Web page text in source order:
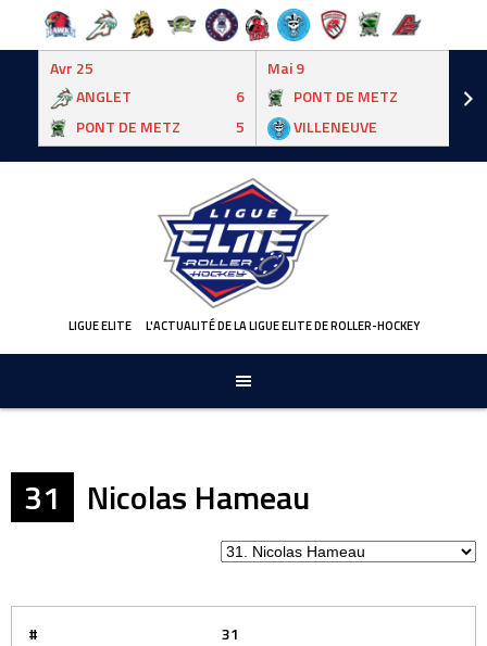
Avr 25
ANGLET
6
PONT DE METZ
5
Mai 9
PONT DE METZ
VILLENEUVE
LIGUE ELITE L'ACTUALITÉ DE LA LIGUE ELITE DE ROLLER-HOCKEY
31 Nicolas Hameau
#
31